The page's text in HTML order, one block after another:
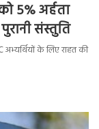
5% अर्हता
संस्तुति
अभ्यर्थियों के लिए राहत की